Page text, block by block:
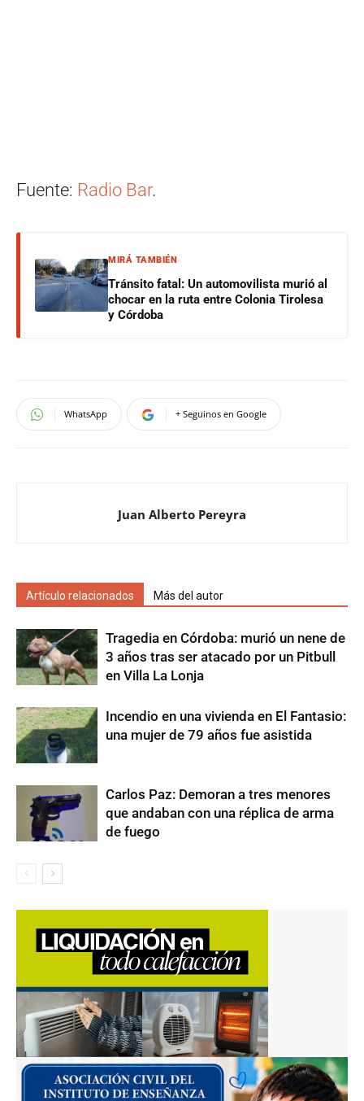
Fuente: Radio Bar.
MIRÁ TAMBIÉN
Tránsito fatal: Un automovilista murió al
chocar en la ruta entre Colonia Tirolesa
y Córdoba
WhatsApp + Seguinos en Google
Juan Alberto Pereyra
Artículo relacionados Más del autor
Tragedia en Córdoba: murió un nene de
3 años tras ser atacado por un Pitbull
en Villa La Lonja
Incendio en una vivienda en El Fantasio:
una mujer de 79 años fue asistida
Carlos Paz: Demoran a tres menores
que andaban con una réplica de arma
de fuego